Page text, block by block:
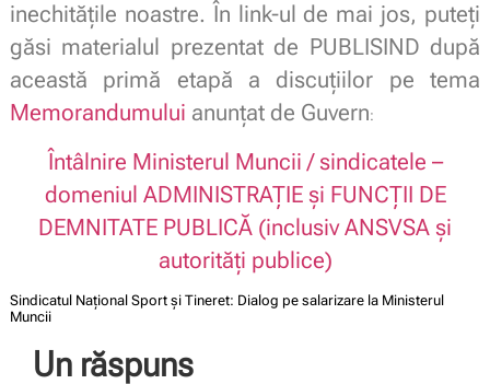
inechitățile noastre. În link-ul de mai jos, puteți
găsi materialul prezentat de PUBLISIND după
această primă etapă a discuțiilor pe tema
Memorandumului anunțat de Guvern:
Întâlnire Ministerul Muncii / sindicatele –
domeniul ADMINISTRAȚIE și FUNCȚII DE
DEMNITATE PUBLICĂ (inclusiv ANSVSA și
autorități publice)
Sindicatul Național Sport și Tineret: Dialog pe salarizare la Ministerul
Muncii
Un răspuns